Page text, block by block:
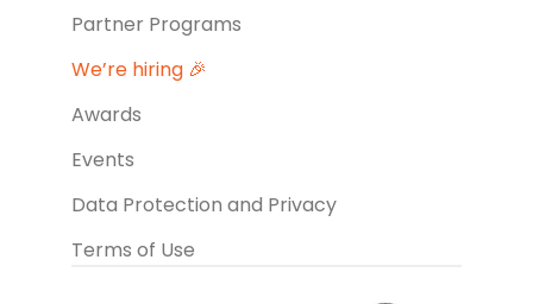
Partner Programs
We’re hiring 🎉
Awards
Events
Data Protection and Privacy
Terms of Use